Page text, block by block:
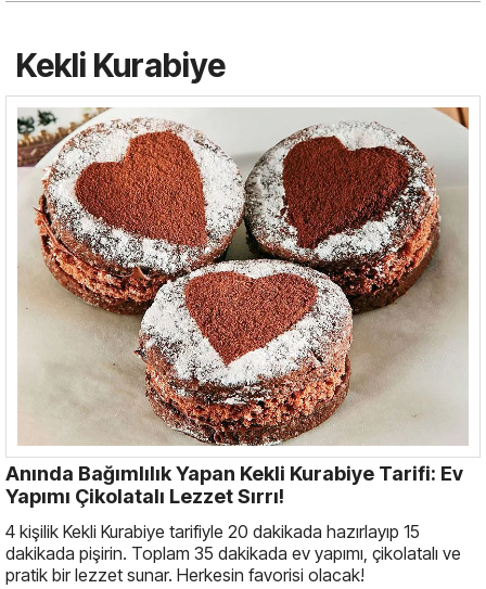
Kekli Kurabiye
Anında Bağımlılık Yapan Kekli Kurabiye Tarifi: Ev
Yapımı Çikolatalı Lezzet Sırrı!
4 kişilik Kekli Kurabiye tarifiyle 20 dakikada hazırlayıp 15
dakikada pişirin. Toplam 35 dakikada ev yapımı, çikolatalı ve
pratik bir lezzet sunar. Herkesin favorisi olacak!